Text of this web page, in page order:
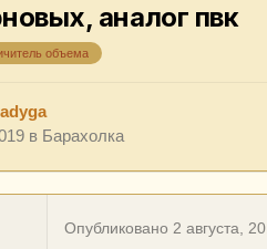
аналог пвк
объема
в Барахолка
Опубликовано 2 августа,